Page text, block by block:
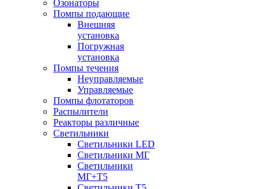
Озонаторы
Помпы подающие
Внешняя
установка
Погружная
установка
Помпы течения
Неуправляемые
Управляемые
Помпы флотаторов
Распылители
Реакторы различные
Светильники
Светильники LED
Светильники МГ
Светильники
МГ+T5